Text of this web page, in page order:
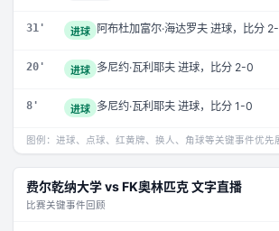
31' 进球 阿布杜加富尔·海达罗夫 进球，比分 2-
20' 进球 多尼约·瓦利耶夫 进球，比分 2-0
8' 进球 多尼约·瓦利耶夫 进球，比分 1-0
图例：进球、点球、红黄牌、换人、角球等关键事件优先
费尔乾纳大学vsFK奧林匹克文字直播
比赛关键事件回顾